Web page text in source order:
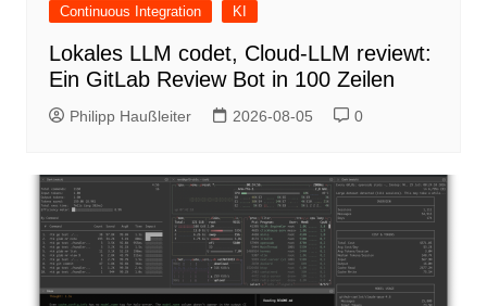
Continuous Integration KI
Lokales LLM codet, Cloud-LLM reviewt:
Ein GitLab Review Bot in 100 Zeilen
Philipp Haußleiter 2026-08-05 0